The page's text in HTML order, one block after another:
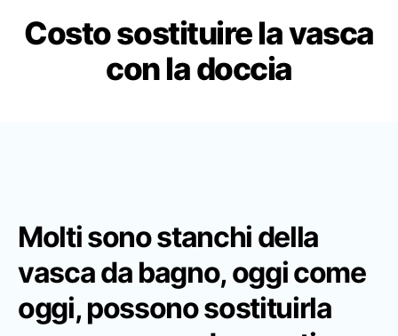
Costo sostituire la vasca
con la doccia
Molti sono stanchi della
vasca da bagno, oggi come
oggi,possono sostituirla